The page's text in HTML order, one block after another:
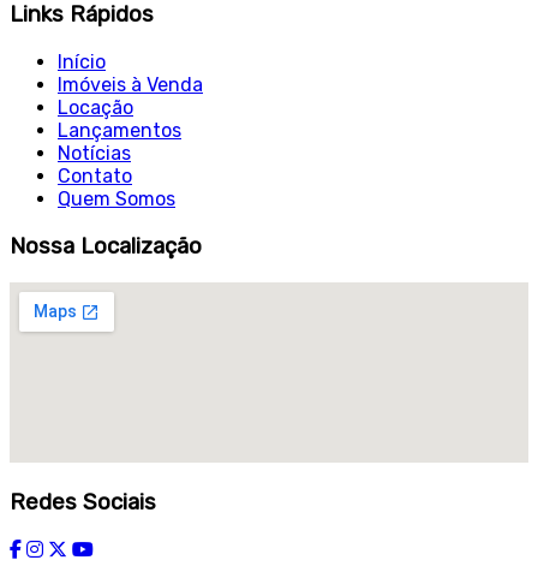
Links Rápidos
Início
Imóveis à Venda
Locação
Lançamentos
Notícias
Contato
Quem Somos
Nossa Localização
Redes Sociais